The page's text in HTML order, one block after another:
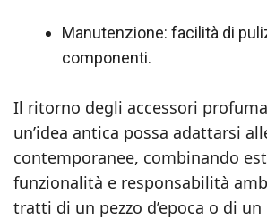
Manutenzione: facilità di
componenti.
Il ritorno degli accessori
un’idea antica possa adattarsi
contemporanee, combinando
funzionalità e responsabilità
tratti di un pezzo d’epoca o di